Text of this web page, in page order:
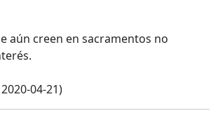
aún creen en sacramentos no
04-21)